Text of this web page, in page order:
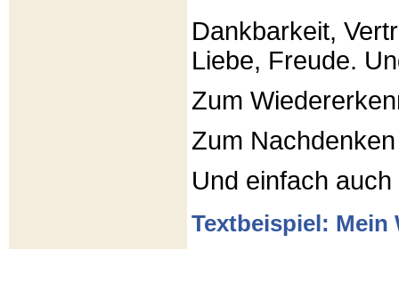
Dankbarkeit,
Liebe, Freude.
Zum
Zum Nachdenken
Und einfach
Textbeispiel: Mein